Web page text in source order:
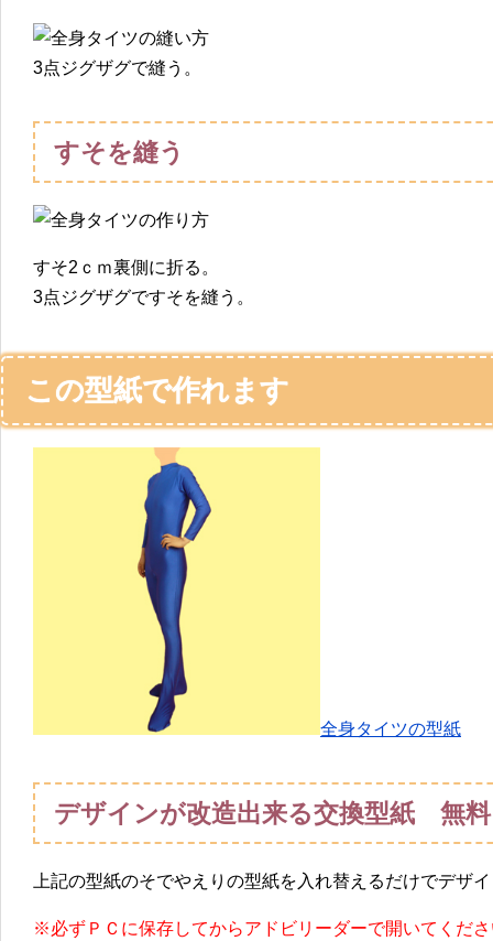
3点ジグザグで縫う。
すそを縫う
すそ2ｃｍ裏側に折る。
3点ジグザグですそを縫う。
この型紙で作れます
全身タイツの型紙
デザインが改造出来る交換型紙 無料
上記の型紙のそでやえりの型紙を入れ替えるだけでデザ
※必ずＰＣに保存してからアドビリーダーで開いてくだ